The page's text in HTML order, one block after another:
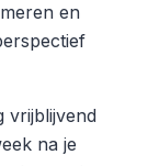
en
vrijblijvend
na je